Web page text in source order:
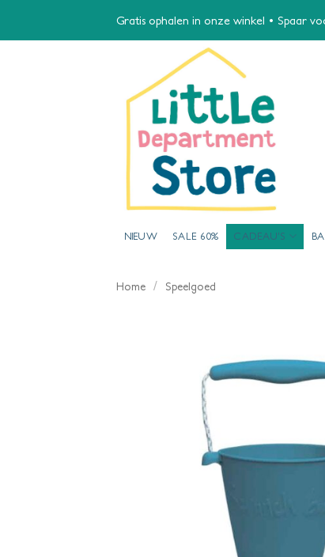
Gratis ophalen in onze winkel • Spaar
NIEUW SALE 60% CADEAU’S
Home / Speelgoed